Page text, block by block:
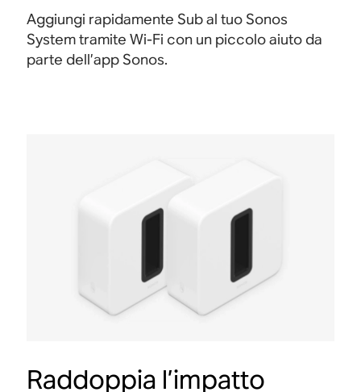
Aggiungi rapidamente Sub al tuo Sonos
System tramite Wi-Fi con un piccolo aiuto da
parte dell’app Sonos.
Raddoppia l’impatto